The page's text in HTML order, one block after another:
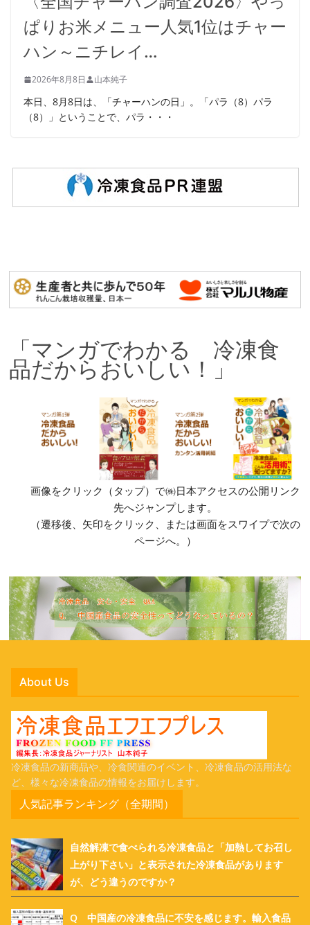
ぱりお米メニュー人気1位はチャー
ハン～ニチレイ…
2026年8月8日 山本純子
本日、8月8日は、「チャーハンの日」。「パラ（8）パラ
（8）」ということで、パラ・・・
「マンガでわかる 冷凍食
品だからおいしい！」
画像をクリック（タップ）で㈱日本アクセスの公開リンク
先へジャンプします。
（遷移後、矢印をクリック、または画面をスワイプで次の
ページへ。）
About Us
冷凍食品の新商品や、冷食関連のイベント、冷凍食品の活用法な
ど、様々な冷凍食品の情報をお届けします。
人気記事ランキング（全期間）
自然解凍で食べられる冷凍食品と「加熱してお召し
上がり下さい」と表示された冷凍食品があります
が、どう違うのですか？
Q 中国産の冷凍食品に不安を感じます。輸入食品